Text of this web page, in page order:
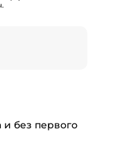
и без первого